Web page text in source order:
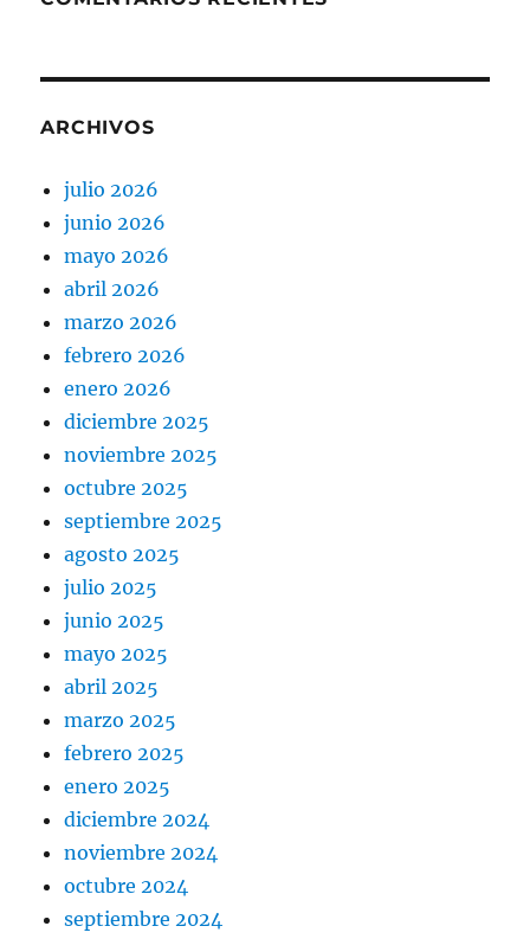
ARCHIVOS
julio 2026
junio 2026
mayo 2026
abril 2026
marzo 2026
febrero 2026
enero 2026
diciembre 2025
noviembre 2025
octubre 2025
septiembre 2025
agosto 2025
julio 2025
junio 2025
mayo 2025
abril 2025
marzo 2025
febrero 2025
enero 2025
diciembre 2024
noviembre 2024
octubre 2024
septiembre 2024